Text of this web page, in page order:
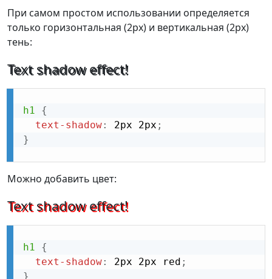
При самом простом использовании определяется
только горизонтальная (2px) и вертикальная (2px)
тень:
Text shadow effect!
h1
{
text-shadow: 2px 2px ;
}
Можно добавить цвет:
Text shadow effect!
h1
{
text-shadow: 2px 2px red ;
}